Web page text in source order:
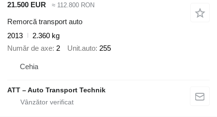
21.500 EUR
≈ 112.800 RON
Remorcă transport auto
2013
2.360 kg
Număr de axe 2 Unit.auto 255
Cehia
ATT – Auto Transport Technik